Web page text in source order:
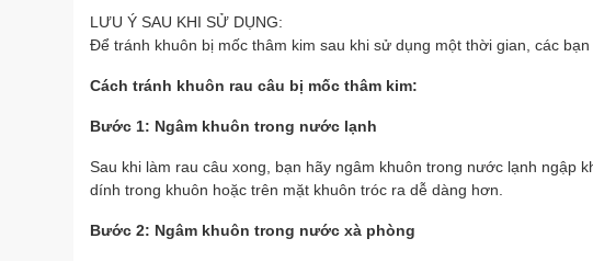
LƯU Ý SAU KHI SỬ DỤNG:
Để tránh khuôn bị mốc thâm kim sau khi sử dụng một thời gian, các
Cách tránh khuôn rau câu bị mốc thâm kim:
Bước 1: Ngâm khuôn trong nước lạnh
Sau khi làm rau câu xong, bạn hãy ngâm khuôn trong nước lạnh ngập
dính trong khuôn hoặc trên mặt khuôn tróc ra dễ dàng hơn.
Bước 2: Ngâm khuôn trong nước xà phòng